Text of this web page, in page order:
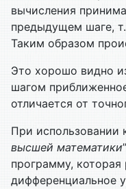
вычисления
предыдущем шаге,
Таким образом
Это хорошо видно
шагом
отличается от
При использовании
высшей математики
программу,
дифференциальное